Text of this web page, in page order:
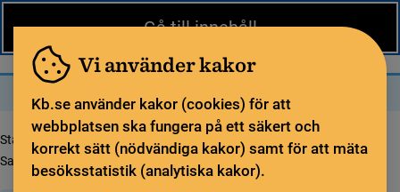
Gå till innehåll
Vi använder kakor
Kb.se använder kakor (cookies) för att
webbplatsen ska fungera på ett säkert och
korrekt sätt (nödvändiga kakor) samt för att mäta
besöksstatistik (analytiska kakor).
Startsida
Nytt från KB
Save the date! Dialogmöte om biblioteksplaner och skolbibliotek